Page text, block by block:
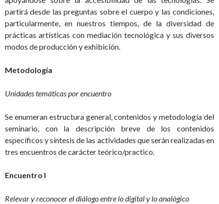
partirá desde las preguntas sobre el cuerpo y las condiciones,
particularmente, en nuestros tiempos, de la diversidad de
prácticas artísticas con mediación tecnológica y sus diversos
modos de producción y exhibición.
Metodología
Unidades temáticas por encuentro
Se enumeran estructura general, contenidos y metodología del
seminario, con la descripción breve de los contenidos
específicos y síntesis de las actividades que serán realizadas en
tres encuentros de carácter teórico/practico.
Encuentro I
Relevar y reconocer el diálogo entre lo digital y lo analógico